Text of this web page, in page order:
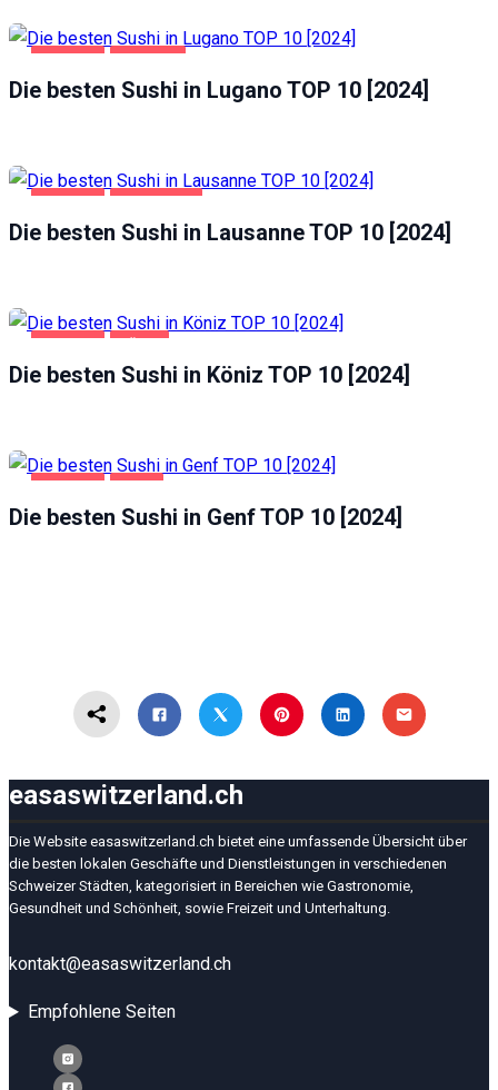
Die besten Sushi in Lugano TOP 10 [2024]
Die besten Sushi in Lausanne TOP 10 [2024]
Die besten Sushi in Köniz TOP 10 [2024]
Die besten Sushi in Genf TOP 10 [2024]
easaswitzerland.ch
Die Website easaswitzerland.ch bietet eine umfassende Übersicht über
die besten lokalen Geschäfte und Dienstleistungen in verschiedenen
Schweizer Städten, kategorisiert in Bereichen wie Gastronomie,
Gesundheit und Schönheit, sowie Freizeit und Unterhaltung.
kontakt@easaswitzerland.ch
Empfohlene Seiten